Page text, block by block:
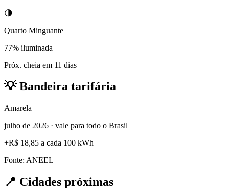
🌗
Quarto Minguante
77% iluminada
Próx. cheia em 11 dias
💡Bandeira tarifária
Amarela
julho de 2026 · vale para todo o Brasil
+R$ 18,85 a cada 100 kWh
Fonte: ANEEL
📍 Cidades próximas